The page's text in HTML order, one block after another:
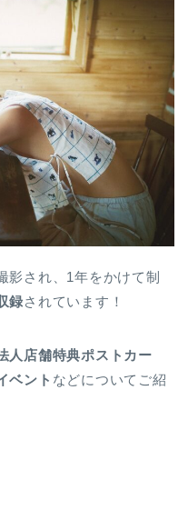
影され、1年をかけて制
録されています！
人店舗特典ポストカー
ベント などについてご紹